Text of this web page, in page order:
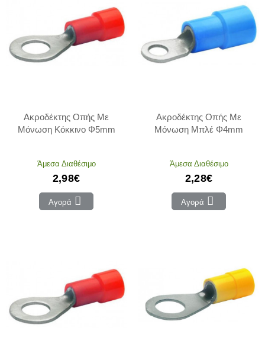
Ακροδέκτης Οπής Με
Μόνωση Κόκκινο Φ5mm
Άμεσα Διαθέσιμο
2,98€
Αγορά
Ακροδέκτης Οπής Με
Μόνωση Μπλέ Φ4mm
Άμεσα Διαθέσιμο
2,28€
Αγορά